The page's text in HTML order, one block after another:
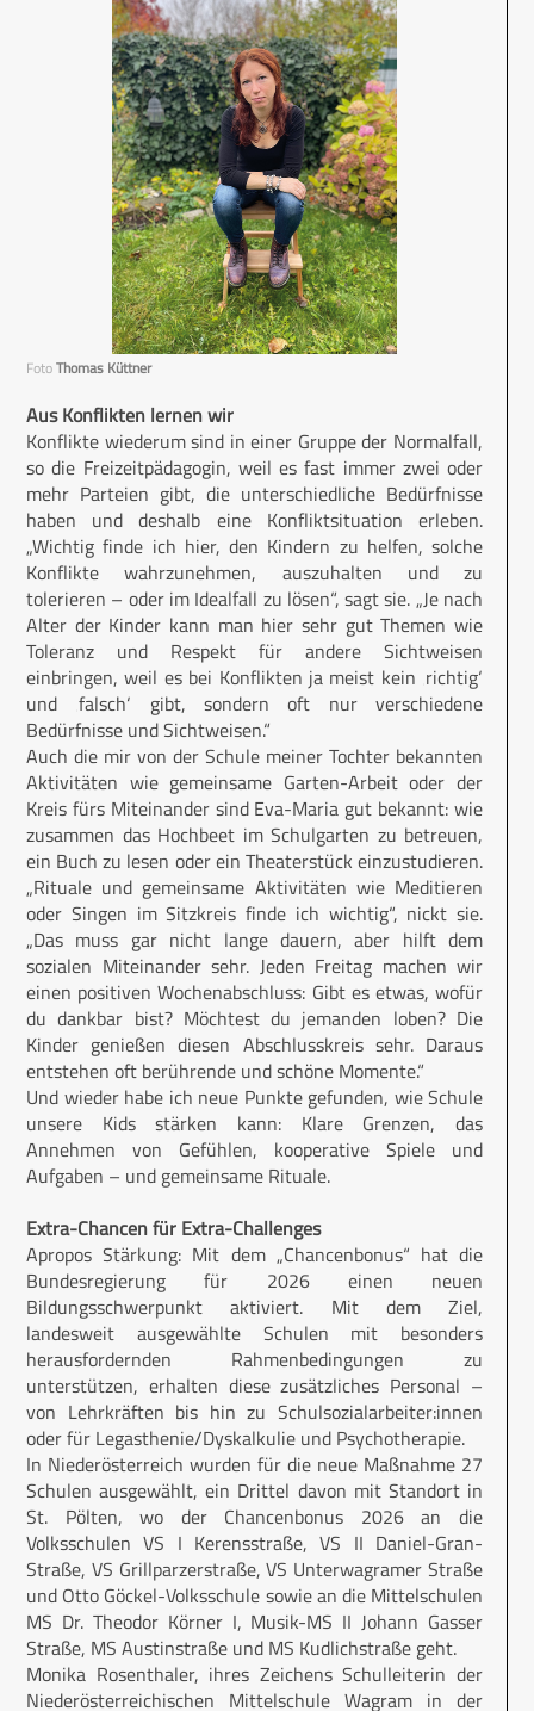
FotoThomas Küttner
Aus Konflikten lernen wir
Konflikte wiederum sind in einer Gruppe der Normalfall,
so die Freizeitpädagogin, weil es fast immer zwei oder
mehr Parteien gibt, die unterschiedliche Bedürfnisse
haben und deshalb eine Konfliktsituation erleben.
„Wichtig finde ich hier, den Kindern zu helfen, solche
Konflikte wahrzunehmen, auszuhalten und zu
tolerieren – oder im Idealfall zu lösen“, sagt sie. „Je nach
Alter der Kinder kann man hier sehr gut Themen wie
Toleranz und Respekt für andere Sichtweisen
einbringen, weil es bei Konflikten ja meist kein ‚richtig‘
und ‚falsch‘ gibt, sondern oft nur verschiedene
Bedürfnisse und Sichtweisen.“
Auch die mir von der Schule meiner Tochter bekannten
Aktivitäten wie gemeinsame Garten-Arbeit oder der
Kreis fürs Miteinander sind Eva-Maria gut bekannt: wie
zusammen das Hochbeet im Schulgarten zu betreuen,
ein Buch zu lesen oder ein Theaterstück einzustudieren.
„Rituale und gemeinsame Aktivitäten wie Meditieren
oder Singen im Sitzkreis finde ich wichtig“, nickt sie.
„Das muss gar nicht lange dauern, aber hilft dem
sozialen Miteinander sehr. Jeden Freitag machen wir
einen positiven Wochenabschluss: Gibt es etwas, wofür
du dankbar bist? Möchtest du jemanden loben? Die
Kinder genießen diesen Abschlusskreis sehr. Daraus
entstehen oft berührende und schöne Momente.“
Und wieder habe ich neue Punkte gefunden, wie Schule
unsere Kids stärken kann: Klare Grenzen, das
Annehmen von Gefühlen, kooperative Spiele und
Aufgaben – und gemeinsame Rituale.
Extra-Chancen für Extra-Challenges
Apropos Stärkung: Mit dem „Chancenbonus“ hat die
Bundesregierung für 2026 einen neuen
Bildungsschwerpunkt aktiviert. Mit dem Ziel,
landesweit ausgewählte Schulen mit besonders
herausfordernden Rahmenbedingungen zu
unterstützen, erhalten diese zusätzliches Personal –
von Lehrkräften bis hin zu Schulsozialarbeiter:innen
oder für Legasthenie/Dyskalkulie und Psychotherapie.
In Niederösterreich wurden für die neue Maßnahme 27
Schulen ausgewählt, ein Drittel davon mit Standort in
St. Pölten, wo der Chancenbonus 2026 an die
Volksschulen VS I Kerensstraße, VS II Daniel-Gran-
Straße, VS Grillparzerstraße, VS Unterwagramer Straße
und Otto Göckel-Volksschule sowie an die Mittelschulen
MS Dr. Theodor Körner I, Musik-MS II Johann Gasser
Straße, MS Austinstraße und MS Kudlichstraße geht.
Monika Rosenthaler, ihres Zeichens Schulleiterin der
Niederösterreichischen Mittelschule Wagram in der